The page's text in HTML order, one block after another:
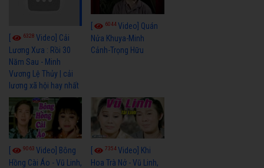
6328 Video] Cải
Lương Xưa : Rồi 30
Năm Sau - Minh
Vương Lệ Thủy | cải
lương xã hội hay nhất
6044Video] Quán
Nửa Khuya-Minh
Cảnh-Trọng Hữu
9063 Video] Bông
Hồng Cài Áo - Vũ Linh,
7354Video] Khi
Hoa Trà Nở - Vũ Linh,